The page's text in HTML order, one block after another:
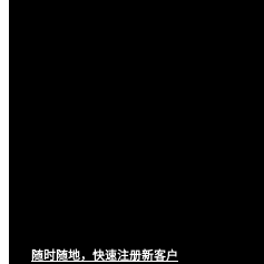
随时随地，快速注册新客户